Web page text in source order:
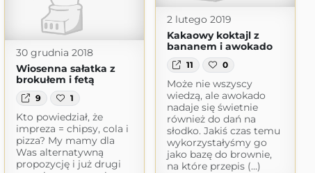
2 lutego 2019
Kakaowy koktajl z
bananem i awokado
11 0
Może nie wszyscy
wiedzą, ale awokado
nadaje się świetnie
również do dań na
słodko. Jakiś czas temu
wykorzystałyśmy go
jako bazę do brownie,
na które przepis (...)
30 grudnia 2018
Wiosenna sałatka z
brokułem i fetą
9 1
Kto powiedział, że
impreza = chipsy, cola i
pizza? My mamy dla
Was alternatywną
propozycję i już drugi